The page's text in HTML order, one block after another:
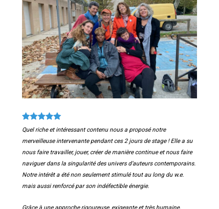
Quel riche et intéressant contenu nous a proposé notre
merveilleuse intervenante pendant ces 2 jours de stage ! Elle a su
nous faire travailler, jouer, créer de manière continue et nous faire
naviguer dans la singularité des univers d’auteurs contemporains.
Notre intérêt a été non seulement stimulé tout au long du w.e.
mais aussi renforcé par son indéfectible énergie.
Grâce à une approche rigoureuse, exigeante et très humaine,